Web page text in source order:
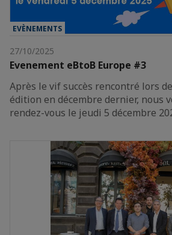
EVÈNEMENTS
27/10/2025
Evenement eBtoB Europe #3
Après le vif succès rencontré lors
édition en décembre dernier, nous
rendez-vous le jeudi 5 décembre